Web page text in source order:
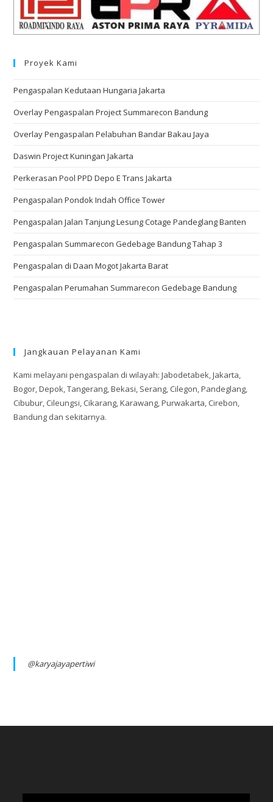
Proyek Kami
Pengaspalan Kedutaan Hungaria Jakarta
Overlay Pengaspalan Project Summarecon Bandung
Overlay Pengaspalan Pelabuhan Bandar Bakau Jaya
Daswin Project Kuningan Jakarta
Perkerasan Pool PPD Depo E Trans Jakarta
Pengaspalan Pondok Indah Office Tower
Pengaspalan Jalan Tanjung Lesung Cotage Pandeglang Banten
Pengaspalan Summarecon Gedebage Bandung Tahap 3
Pengaspalan di Daan Mogot Jakarta Barat
Pengaspalan Perumahan Summarecon Gedebage Bandung
Jangkauan Pelayanan Kami
Kami melayani pengaspalan di wilayah: Jabodetabek, Jakarta,
Bogor, Depok, Tangerang, Bekasi, Serang, Cilegon, Pandeglang,
Cibubur, Cileungsi, Cikarang, Karawang, Purwakarta, Cirebon,
Bandung dan sekitarnya.
@karyajayapertiwi